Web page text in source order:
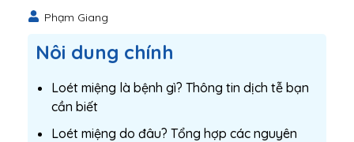
Phạm Giang
Nôi dung chính
Loét miệng là bệnh gì? Thông tin dịch tễ bạn
cần biết
Loét miệng do đâu? Tổng hợp các nguyên